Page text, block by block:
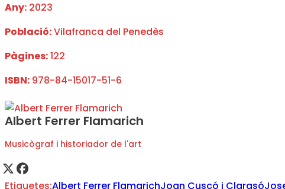
Any: 2023
Població:Vilafranca del Penedès
Pàgines:122
ISBN: 978-84-15017-51-6
Albert Ferrer Flamarich
Musicògraf i historiador de l'art
Etiquetes:Albert Ferrer FlamarichJoan Cuscó i Clarasó